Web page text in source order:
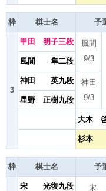
枠 棋士名 予
3
甲田 明子三段
風間
9/3
風間 隼二段
神田 英九段
神田
9/3
星野 正樹九段
大木
杉本
枠 棋士名 予
宋 光復九段
宋